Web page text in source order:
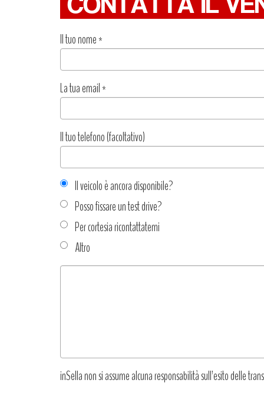
Il tuo nome*
La tua email*
Il tuo telefono (facoltativo)
Il veicolo è ancora disponibile?
Posso fissare un test drive?
Per cortesia ricontattatemi
Altro
Tipo
inSella non si assume alcuna responsabilità sull’esito delle